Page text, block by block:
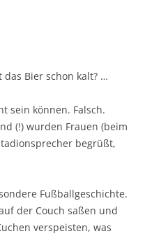
Bier schon kalt? …
sein können. Falsch.
(!) wurden Frauen (beim
begrüßt,
Fußballgeschichte.
der Couch saßen und
verspeisten, was